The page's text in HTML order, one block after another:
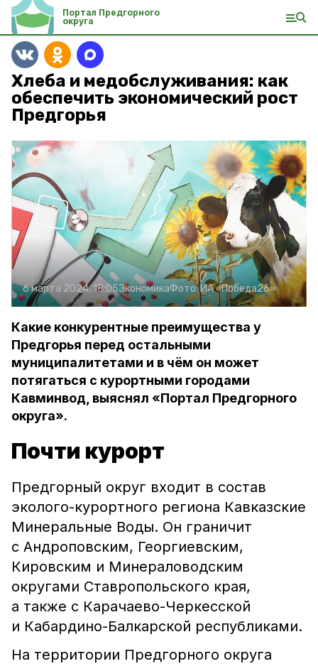
Портал Предгорного
округа
Хлеба и медобслуживания: как
обеспечить экономический рост
Предгорья
6 марта 2024, 18:05ЭкономикаФото:ИА «Победа26»
Какие конкурентные преимущества у
Предгорья перед остальными
муниципалитетами и в чём он может
потягаться с курортными городами
Кавминвод, выяснял «Портал Предгорного
округа».
Почти курорт
Предгорный округ входит в состав
эколого-курортного региона Кавказские
Минеральные Воды. Он граничит
с Андроповским, Георгиевским,
Кировским и Минераловодским
округами Ставропольского края,
а также с Карачаево-Черкесской
и Кабардино-Балкарской республиками.
На территории Предгорного округа